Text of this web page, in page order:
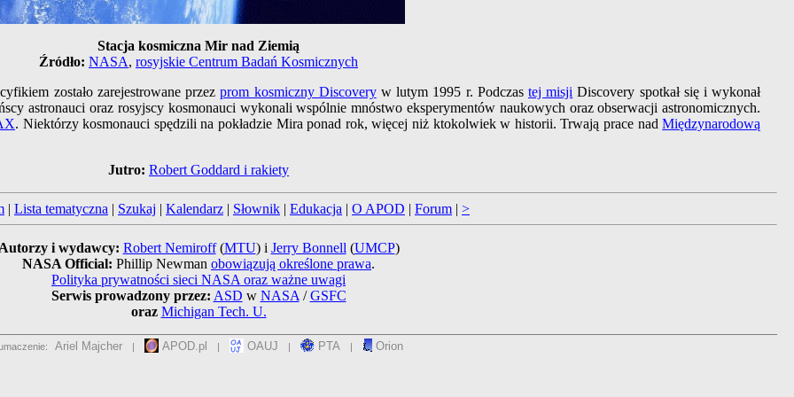
Stacja kosmiczna Mir nad Ziemią
Źródło: NASA, rosyjskie Centrum Badań Kosmicznych
zostało zarejestrowane przezprom kosmiczny Discoveryw lutym 1995 r. Podczas tej misji Discovery spotkał się i wykonał
astronauci oraz rosyjscy kosmonauci wykonali wspólnie mnóstwo eksperymentów naukowych oraz obserwacji astronomicznych.
. Niektórzy kosmonauci spędzili na pokładzie Mira ponad rok, więcej niż ktokolwiek w historii. Trwają prace nadMiędzynarodową
Jutro: Robert Goddard i rakiety
| Lista tematyczna | Szukaj | Kalendarz | Słownik | Edukacja | O APOD | Forum | >
i wydawcy: Robert Nemiroff(MTU) i Jerry Bonnell (UMCP)
NASA Official: Phillip Newman obowiązują określone prawa.
Polityka prywatności sieci NASA oraz ważne uwagi
Serwis prowadzony przez: ASD w NASA /GSFC
oraz Michigan Tech. U.
Ariel Majcher APOD.pl OAUJ PTA Orion